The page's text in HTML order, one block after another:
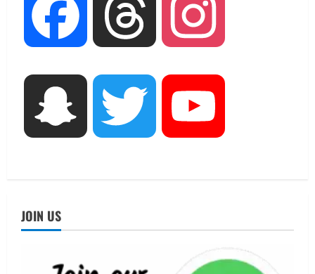
Facebook Threads
Snapchat Twitter
JOIN US
UTTARAKHAND NEWS
जिलाधिकारी/जिला निर्वाचन अधिकारी ने
सहसपुर विधानसभा क्षेत्र के पोलिंग बूथों का
August 6, 2026
UTTARAKHAND NEWS
तीलू रौतेली पुरस्कार के लिए 13 वीरांगनाओं का
चयन : रेखा आर्या